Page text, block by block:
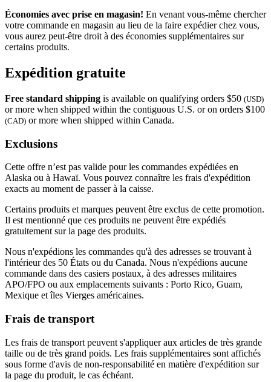
Économies avec prise en magasin! En venant vous-même chercher
votre commande en magasin au lieu de la faire expédier chez vous,
vous aurez peut-être droit à des économies supplémentaires sur
certains produits.
Expédition gratuite
Free standard shipping is available on qualifying orders $50 (USD)
or more when shipped within the contiguous U.S. or on orders $100
(CAD) or more when shipped within Canada.
Exclusions
Cette offre n’est pas valide pour les commandes expédiées en
Alaska ou à Hawaï. Vous pouvez connaître les frais d'expédition
exacts au moment de passer à la caisse.
Certains produits et marques peuvent être exclus de cette promotion.
Il est mentionné que ces produits ne peuvent être expédiés
gratuitement sur la page des produits.
Nous n'expédions les commandes qu'à des adresses se trouvant à
l'intérieur des 50 États ou du Canada. Nous n'expédions aucune
commande dans des casiers postaux, à des adresses militaires
APO/FPO ou aux emplacements suivants : Porto Rico, Guam,
Mexique et îles Vierges américaines.
Frais de transport
Les frais de transport peuvent s'appliquer aux articles de très grande
taille ou de très grand poids. Les frais supplémentaires sont affichés
sous forme d'avis de non-responsabilité en matière d'expédition sur
la page du produit, le cas échéant.